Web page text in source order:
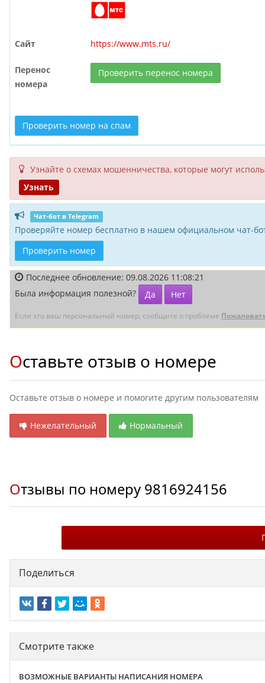
Сайт https://www.mts.ru/
Перенос
номера
Проверить перенос номера
Проверить номер на спам
Узнайте о схемах мошенни­чества, кото­рые могут
Узнать
Чат-бот в Telegram
Проверяйте номер бесплатно в нашем официальном чат-
Проверить номер
Последнее обновление: 09.08.2026 11:08:21
Была информация полезной?
Да Нет
Если это ваш персональный номер, сообщите о проблеме
Оставьте отзыв о номере
Оставьте отзыв о номере и помогите другим пользователям
Нежелательный Нормальный
Отзывы по номеру 9816924156
Поделиться
Смотрите также
ВОЗМОЖНЫЕ ВАРИАНТЫ НАПИСАНИЯ НОМЕРА